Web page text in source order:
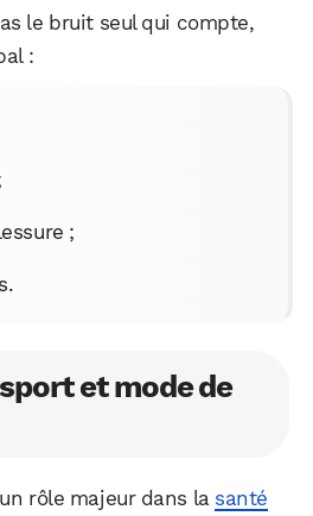
le bruit seul qui compte,
:
;
et mode de
rôle majeur dans la santé